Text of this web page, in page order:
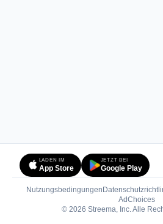
LADEN IM
App Store
JETZT BEI
Google Play
Nutzungsbedingungen
AdChoices
© 2026 Streema, Inc. Alle